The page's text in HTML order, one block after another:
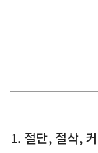
1. 절단, 절삭,